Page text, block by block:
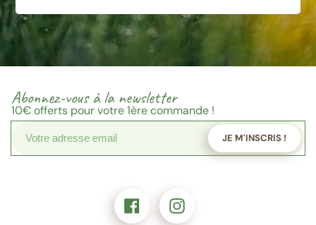
Abonnez-vous à la newsletter
10€offerts pour votre 1ère commande !
JE M'INSCRIS !